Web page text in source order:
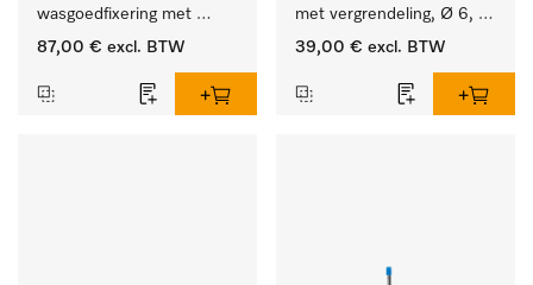
wasgoedfixering met
vergr., Ø 6, lengte
87,00 € excl. BTW
met vergrendeling, Ø 6,
lengte 225 mm.
39,00 € excl. BTW